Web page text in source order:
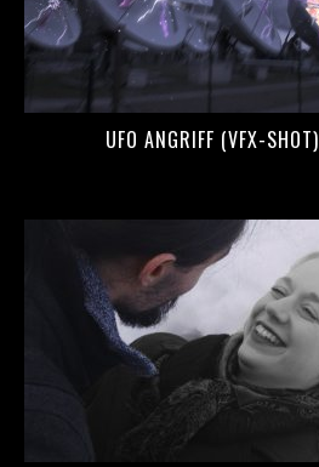
UFO ANGRIFF (VFX-SHOT)